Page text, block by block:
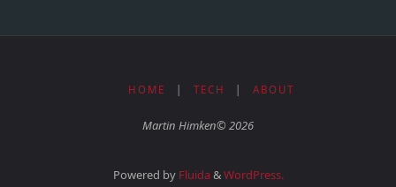
HOME TECH ABOUT
Martin Himken© 2026
Powered byFluida&WordPress.